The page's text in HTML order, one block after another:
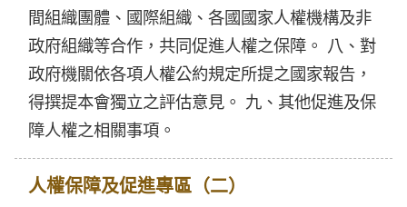
間組織團體、國際組織、各國國家人權機構及非
政府組織等合作，共同促進人權之保障。 八、對
政府機關依各項人權公約規定所提之國家報告，
得撰提本會獨立之評估意見。 九、其他促進及保
障人權之相關事項。
人權保障及促進專區（二）